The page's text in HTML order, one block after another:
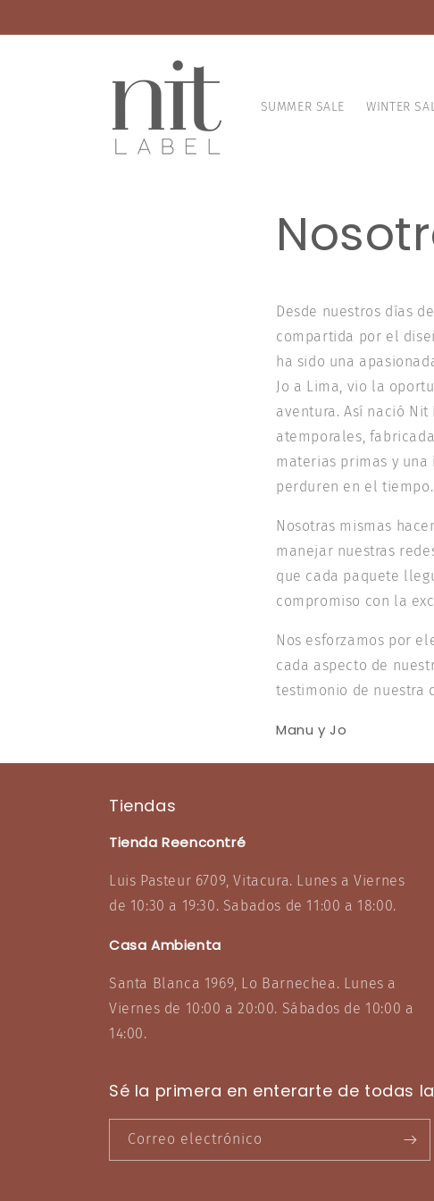
al contenido
SUMMER SALE WINTER
Desde nuestros días
compartida por el
ha sido una
Jo a Lima, vio la
aventura. Así nació
atemporales,
materias primas y
perduren en el tiempo.
Nosotras mismas
manejar nuestras
que cada paquete
compromiso con la
Nos esforzamos por
cada aspecto de
testimonio de nuestra
Manu y Jo
Tiendas
Tienda Reencontré
Luis Pasteur 6709, Vitacura. Lunes a Viernes
de 10:30 a 19:30. Sabados de 11:00 a 18:00.
Casa Ambienta
Santa Blanca 1969, Lo Barnechea. Lunes a
Viernes de 10:00 a 20:00. Sábados de 10:00 a
14:00.
Sé la primera en enterarte de todas
Correo electrónico